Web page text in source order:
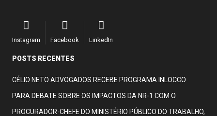
Instagram Facebook LinkedIn
POSTS RECENTES
CÉLIO NETO ADVOGADOS RECEBE PROGRAMA INLOCCO
PARA DEBATE SOBRE OS IMPACTOS DA NR-1 COM O
PROCURADOR-CHEFE DO MINISTÉRIO PÚBLICO DO TRABALHO,